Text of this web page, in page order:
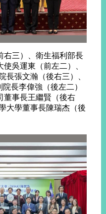
右三）、衛生福利部長
吳運東（前左二）、
長張文瀚（後右三）、
長李偉強（後左二）
董事長王繼賢（後右
大學董事長陳瑞杰（後